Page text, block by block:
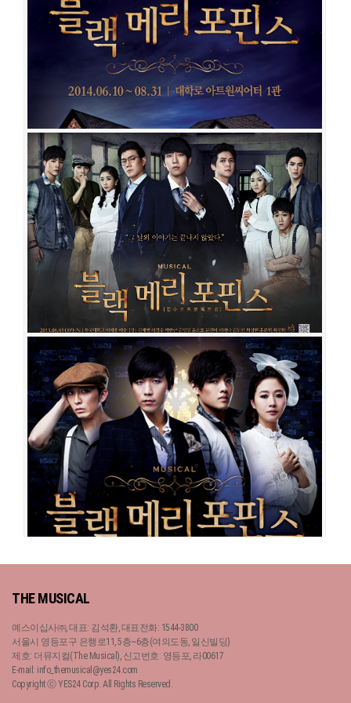
블랙메리포핀스
공연일시
2020-10-27 ~ 2021-01-24
공연장
대학로 TOM 1관
출연진
김도빈박민성 이율 임준혁 이해준 임찬민강혜인이지
수박정원최석진 오승훈 신주협 임강희 홍륜희
블랙메리포핀스
공연일시
2014-06-10 ~ 2014-08-31
공연장
아트원씨어터 1관
출연진
박한근임병근 송원근서경수강연정 유리아 김경수윤나무
홍륜희최현선 정휘
블랙메리포핀스
공연일시
2013-08-01 ~ 2013-10-27
공연장
동국대학교 이해랑예술극장
출연진
김재범이경수 박한근원우준윤소호문진아이하나 김도빈
최성원
홍륜희최정화
THE MUSICAL
예스이십사㈜, 대표: 김석환, 대표전화: 1544-3800
서울시 영등포구 은행로11, 5층~6층(여의도동, 일신빌딩)
제호: 더뮤지컬(The Musical), 신고번호: 영등포, 라00617
E-mail: info_themusical@yes24.com
Copyright ⓒ YES24 Corp. All Rights Reserved.